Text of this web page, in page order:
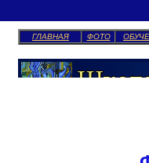
ГЛАВНАЯ ФОТО